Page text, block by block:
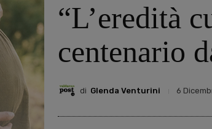
“L’eredità
centenario
di Glenda Venturini 6